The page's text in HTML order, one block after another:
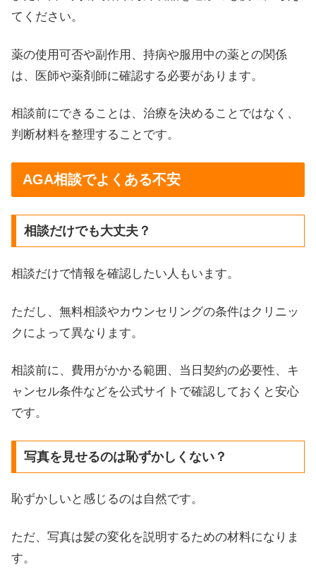
てください。
薬の使用可否や副作用、持病や服用中の薬との関係
は、医師や薬剤師に確認する必要があります。
相談前にできることは、治療を決めることではなく、
判断材料を整理することです。
AGA相談でよくある不安
相談だけでも大丈夫？
相談だけで情報を確認したい人もいます。
ただし、無料相談やカウンセリングの条件はクリニッ
クによって異なります。
相談前に、費用がかかる範囲、当日契約の必要性、キ
ャンセル条件などを公式サイトで確認しておくと安心
です。
写真を見せるのは恥ずかしくない？
恥ずかしいと感じるのは自然です。
ただ、写真は髪の変化を説明するための材料になりま
す。